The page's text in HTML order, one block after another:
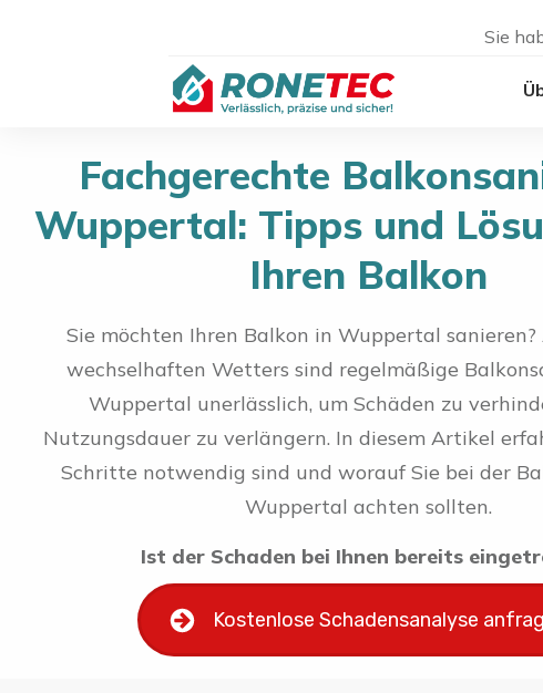
Sie
Fachgerechte
Wuppertal: Tipps und
Ihren Balkon
Sie möchten Ihren Balkon in Wuppertal sanieren?
wechselhaften Wetters sind regelmäßige
Wuppertal unerlässlich, um Schäden zu
Nutzungsdauer zu verlängern. In diesem Artikel
Schritte notwendig sind und worauf Sie bei der
Wuppertal achten sollten.
Ist der Schaden bei Ihnen bereits
Kostenlose Schadensanalyse